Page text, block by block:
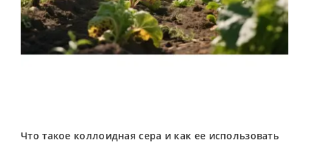
Что такое коллоидная сера и как ее использовать